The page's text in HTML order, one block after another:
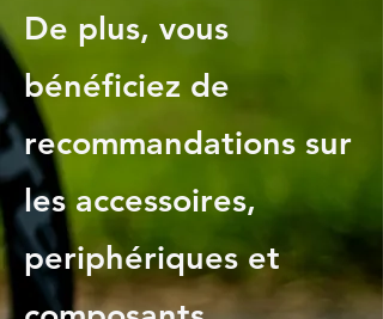
De plus, vous
bénéficiez de
recommandations sur
les accessoires,
periphériques et